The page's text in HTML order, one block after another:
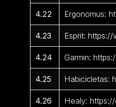
4.22 Ergonomus:
4.23 Esprit:
4.24 Garmin:
4.25 Habicicletas:
4.26 Healy: